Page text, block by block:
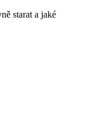
starat a jaké